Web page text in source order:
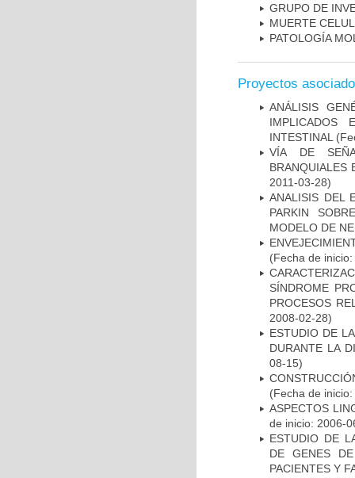
GRUPO DE
MUERTE
PATOLOGÍA
Proyectos
ANÁLISIS
IMPLICADOS
INTESTINAL
VÍA DE
BRANQUIALES
2011-03-28)
ANALISIS DEL
PARKIN
MODELO DE
(Fecha de
SÍNDROME
PROCESOS
2008-02-28)
ESTUDIO DE
DURANTE LA
08-15)
(Fecha de
ASPECTOS
de inicio: 2006-
ESTUDIO DE
DE GENES
PACIENTES Y